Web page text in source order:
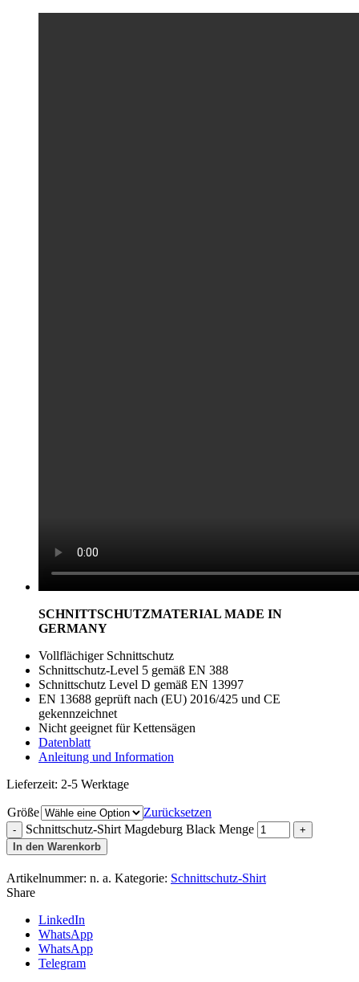
SCHNITTSCHUTZMATERIAL MADE IN
GERMANY
Vollflächiger Schnittschutz
Schnittschutz-Level 5 gemäß EN 388
Schnittschutz Level D gemäß EN 13997
EN 13688 geprüft nach (EU) 2016/425 und CE
gekennzeichnet
Nicht geeignet für Kettensägen
Datenblatt
Anleitung und Information
Lieferzeit: 2-5 Werktage
Größe
Zurücksetzen
Schnittschutz-Shirt Magdeburg Black Menge
In den Warenkorb
Artikelnummer: n. a. Kategorie: Schnittschutz-Shirt
Share
LinkedIn
WhatsApp
WhatsApp
Telegram